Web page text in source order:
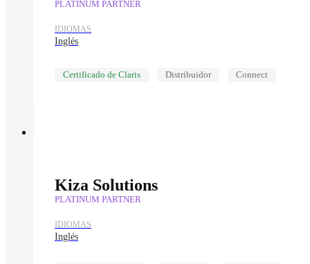
PLATINUM PARTNER
IDIOMAS
Inglés
Certificado de Claris Distribuidor Connect
Kiza Solutions
PLATINUM PARTNER
IDIOMAS
Inglés